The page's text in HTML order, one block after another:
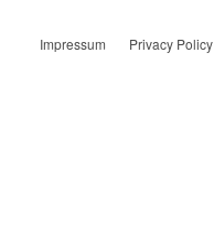
Impressum Privacy Policy